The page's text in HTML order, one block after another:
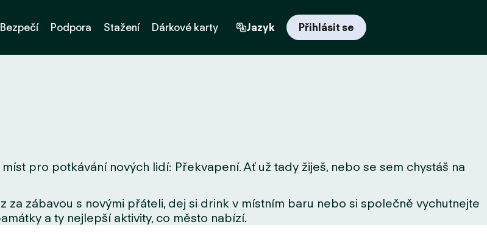
Bezpečí Podpora Stažení Dárkové karty Jazyk Přihlásit se
pro potkávání nových lidí: Překvapení. Ať už tady žiješ, nebo se sem chystáš na
za zábavou s novými přáteli, dej si drink v místním baru nebo si společně vychutnejte
a ty nejlepší aktivity, co město nabízí.